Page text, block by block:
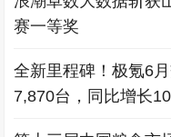
赛一等奖
全新里程碑！极氪6
7,870台，同比增长